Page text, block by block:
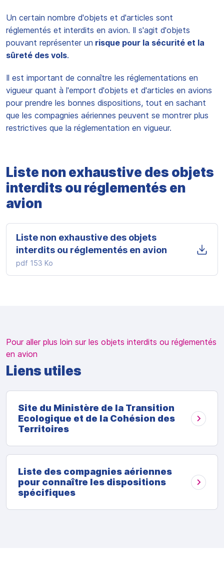
Un certain nombre d'objets et d'articles sont
réglementés et interdits en avion. Il s'agit d'objets
pouvant représenter un risque pour la sécurité et la
sûreté des vols.
Il est important de connaître les réglementations en
vigueur quant à l'emport d'objets et d'articles en avions
pour prendre les bonnes dispositions, tout en sachant
que les compagnies aériennes peuvent se montrer plus
restrictives que la réglementation en vigueur.
Liste non exhaustive des objets
interdits ou réglementés en
avion
Liste non exhaustive des objets
interdits ou réglementés en avion
pdf 153 Ko
Pour aller plus loin sur les objets interdits ou réglementés
en avion
Liens utiles
Site du Ministère de la Transition
Ecologique et de la Cohésion des
Territoires
Liste des compagnies aériennes
pour connaître les dispositions
spécifiques